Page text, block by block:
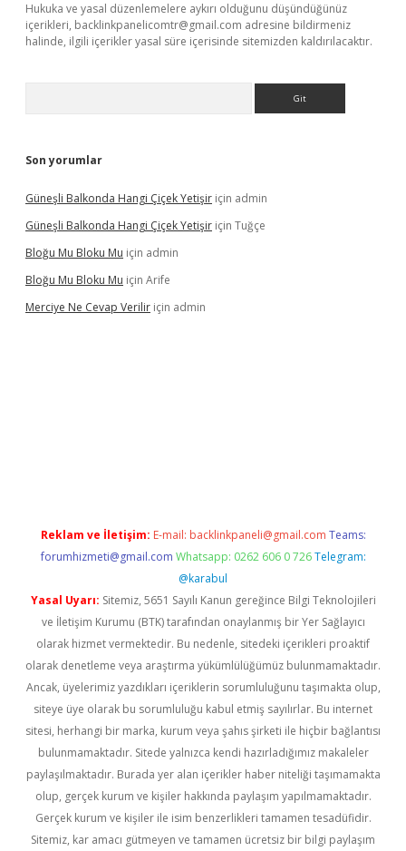
Hukuka ve yasal düzenlemelere aykırı olduğunu düşündüğünüz
içerikleri, backlinkpanelicomtr@gmail.com adresine bildirmeniz
halinde, ilgili içerikler yasal süre içerisinde sitemizden kaldırılacaktır.
Son yorumlar
Güneşli Balkonda Hangi Çiçek Yetişir için admin
Güneşli Balkonda Hangi Çiçek Yetişir için Tuğçe
Bloğu Mu Bloku Mu için admin
Bloğu Mu Bloku Mu için Arife
Merciye Ne Cevap Verilir için admin
Reklam ve İletişim: E-mail: backlinkpaneli@gmail.com Teams:
forumhizmeti@gmail.com Whatsapp: 0262 606 0 726 Telegram:
@karabul
Yasal Uyarı: Sitemiz, 5651 Sayılı Kanun gereğince Bilgi Teknolojileri
ve İletişim Kurumu (BTK) tarafından onaylanmış bir Yer Sağlayıcı
olarak hizmet vermektedir. Bu nedenle, sitedeki içerikleri proaktif
olarak denetleme veya araştırma yükümlülüğümüz bulunmamaktadır.
Ancak, üyelerimiz yazdıkları içeriklerin sorumluluğunu taşımakta olup,
siteye üye olarak bu sorumluluğu kabul etmiş sayılırlar. Bu internet
sitesi, herhangi bir marka, kurum veya şahıs şirketi ile hiçbir bağlantısı
bulunmamaktadır. Sitede yalnızca kendi hazırladığımız makaleler
paylaşılmaktadır. Burada yer alan içerikler haber niteliği taşımamakta
olup, gerçek kurum ve kişiler hakkında paylaşım yapılmamaktadır.
Gerçek kurum ve kişiler ile isim benzerlikleri tamamen tesadüfidir.
Sitemiz, kar amacı gütmeyen ve tamamen ücretsiz bir bilgi paylaşım